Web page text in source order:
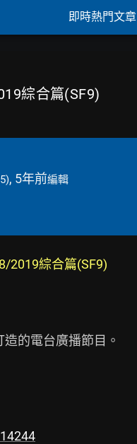
即時熱門文章
綜合篇(SF9)
, 5年前編輯
2019綜合篇(SF9)
的電台廣播節目。